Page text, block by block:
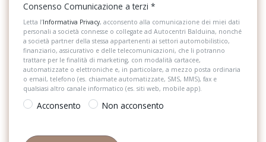
Consenso Comunicazione a terzi *
Letta l’Informativa Privacy, acconsento alla comunicazione dei miei dati
personali a società connesse o collegate ad Autocentri Balduina, nonché
a società partner della stessa appartenenti ai settori automobilistico,
finanziario, assicurativo e delle telecomunicazioni, che li potranno
trattare per le finalità di marketing, con modalità cartacee,
automatizzate o elettroniche e, in particolare, a mezzo posta ordinaria
o email, telefono (es. chiamate automatizzate, SMS, MMS), fax e
qualsiasi altro canale informatico (es. siti web, mobile app).
Acconsento Non acconsento